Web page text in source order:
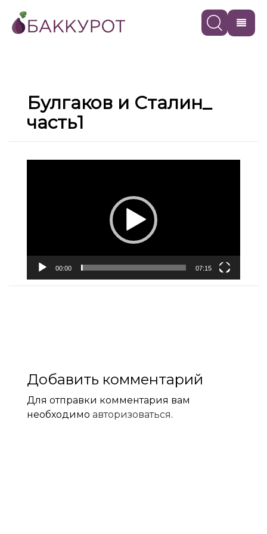
Булгаков и Сталин_
часть1
00:00 07:15
Добавить комментарий
Для отправки комментария вам
необходимо авторизоваться.